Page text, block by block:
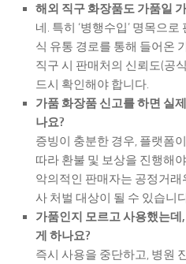
해외 직구 화장품도 가품일
네. 특히 ‘병행수입’ 명목으
식 유통 경로를 통해 들어온
직구 시 판매처의 신뢰도(공
드시 확인해야 합니다.
가품 화장품 신고를 하면 실
나요?
증빙이 충분한 경우, 플랫폼
따라 환불 및 보상을 진행해
악의적인 판매자는 공정거
사 처벌 대상이 될 수 있습니
가품인지 모르고 사용했는
게 하나요?
즉시 사용을 중단하고, 병원